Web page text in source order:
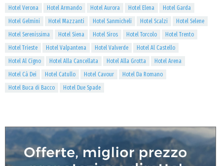
Hotel Verona
Hotel Armando Hotel Aurora Hotel Elena
Hotel Garda
Hotel Gelmini
Hotel Mazzanti Hotel Sanmicheli Hotel Scalzi
Hotel Selene
Hotel Serenissima
Hotel Siena Hotel Siros Hotel Torcolo
Hotel Trento
Hotel Trieste
Hotel Valpantena Hotel Valverde
Hotel Al Castello
Hotel Al Cigno
Hotel Alla Cancellata Hotel Alla Grotta
Hotel Arena
Hotel Cà Dei
Hotel Catullo Hotel Cavour
Hotel Da Romano
Hotel Buca di Bacco
Hotel Due Spade